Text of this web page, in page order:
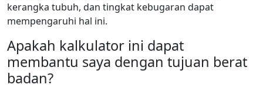
kerangka tubuh, dan tingkat kebugaran dapat
mempengaruhi hal ini.
Apakah kalkulator ini dapat
membantu saya dengan tujuan berat
badan?